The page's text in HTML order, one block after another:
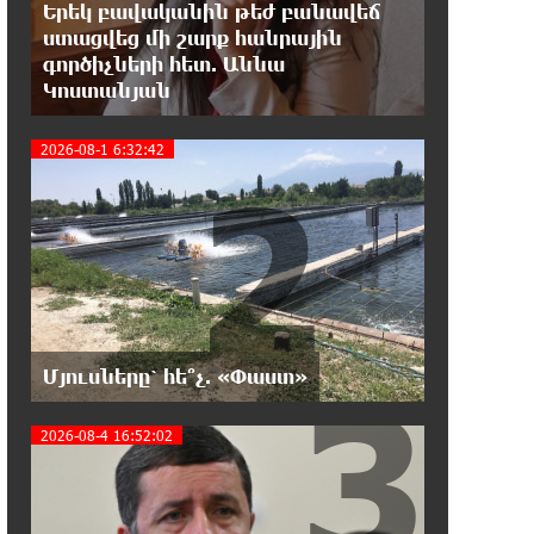
Այսօր ամոթի օր է, այսօր
Էջմիածնում դատում են Ամենայն
Հայոց Կաթողիկոսին. Մարիաննա Ղահրամանյան
18:32:23 7-08-2026
«հակասաֆարովյան»
օրենսդրական նախաձեռնության
վերաբերյալ հիմանվորումներ․ Շիրազ Մանուկյան
18:26:59 7-08-2026
Վեհափառ Հայրապետի շուրջ
խայտառակ զարգացումների,
Գյուղացիներին վերաբերող առաջնային հարցերի
մասին՝ գյուղտեխնիկայից մինչև անվճար
երթուղի. Անդրանիկ Գևորգյան
18:25:05 7-08-2026
Թուրքական ապրանքանիշը
դադարեցնում է գործունեությունը
Երեկ բավականին թեժ բանավեճ
ստացվեց մի շարք հանրային
գործիչների հետ. Աննա
Կոստանյան
2026-08-1 6:32:42
Մյուսները՝ հե՞չ. «Փաստ»
2
2026-08-4 16:52:02 3